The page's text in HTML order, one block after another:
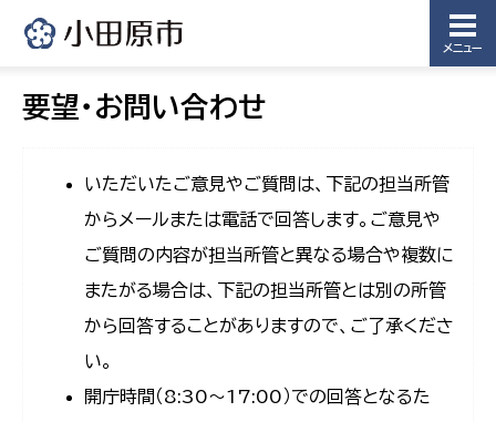
メニュー
要望・お問い合わせ
いただいたご意見やご質問は、下記の担当所管
からメールまたは電話で回答します。ご意見や
ご質問の内容が担当所管と異なる場合や複数に
またがる場合は、下記の担当所管とは別の所管
から回答することがありますので、ご了承くださ
い。
開庁時間（8:30〜17:00）での回答となるた